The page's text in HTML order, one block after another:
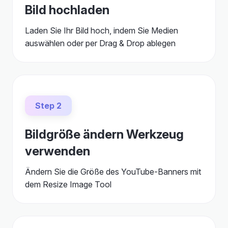
Bild hochladen
Laden Sie Ihr Bild hoch, indem Sie Medien
auswählen oder per Drag & Drop ablegen
Step 2
Bildgröße ändern Werkzeug
verwenden
Ändern Sie die Größe des YouTube-Banners mit
dem Resize Image Tool